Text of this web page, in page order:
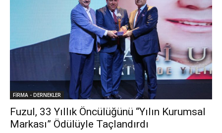
FİRMA - DERNEKLER
Fuzul, 33 Yıllık Öncülüğünü “Yılın Kurumsal
Markası” Ödülüyle Taçlandırdı